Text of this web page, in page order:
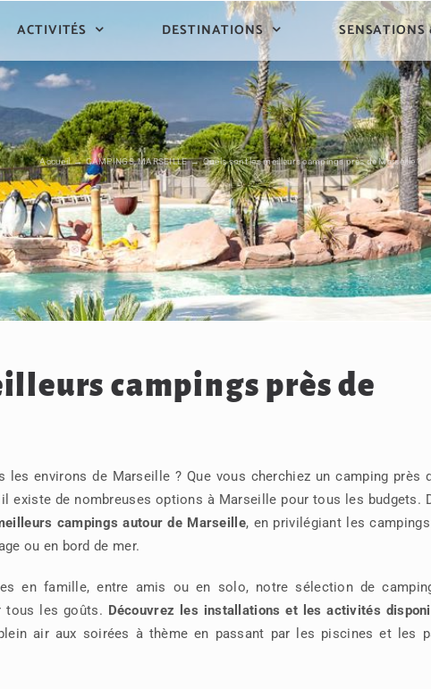
ACTIVITÉS DESTINATIONS SENSATIONS
Accueil CAMPINGS MARSEILLE Quels sont les meilleurs campings près de Marseille ?
campings près de
les environs de Marseille ? Que vous cherchiez un camping près
existe de nombreuses options à Marseille pour tous les budgets.
campings autour de Marseille, en privilégiant les
ou en bord de mer.
en famille, entre amis ou en solo, notre sélection de
tous les goûts. Découvrez les installations et les activités
air aux soirées à thème en passant par les piscines et les